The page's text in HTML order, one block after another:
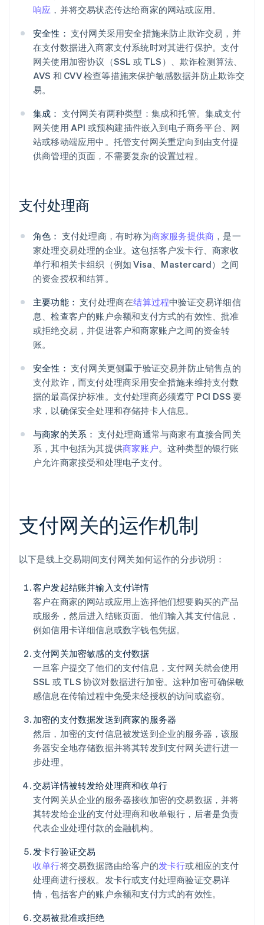
响应 ，并将交易状态传达给商家的网站或应用。
安全性： 支付网关采用安全措施来防止欺诈交易，并
在支付数据进入商家支付系统时对其进行保护。支付
网关使用加密协议（SSL 或 TLS）、欺诈检测算法、
AVS 和 CVV 检查等措施来保护敏感数据并防止欺诈交
易。
集成： 支付网关有两种类型：集成和托管。集成支付
网关使用 API 或预构建插件嵌入到电子商务平台、网
站或移动端应用中。托管支付网关重定向到由支付提
供商管理的页面，不需要复杂的设置过程。
支付处理商
角色： 支付处理商，有时称为商家服务提供商 ，是一
家处理交易处理的企业。这包括客户发卡行、商家收
单行和相关卡组织（例如 Visa、Mastercard）之间
的资金授权和结算。
主要功能： 支付处理商在结算过程中验证交易详细信
息、检查客户的账户余额和支付方式的有效性、批准
或拒绝交易，并促进客户和商家账户之间的资金转
账。
安全性： 支付网关更侧重于验证交易并防止销售点的
支付欺诈，而支付处理商采用安全措施来维持支付数
据的最高保护标准。支付处理商必须遵守 PCI DSS 要
求，以确保安全处理和存储持卡人信息。
与商家的关系： 支付处理商通常与商家有直接合同关
系，其中包括为其提供商家账户。这种类型的银行账
户允许商家接受和处理电子支付。
支付网关的运作机制
以下是线上交易期间支付网关如何运作的分步说明：
客户发起结账并输入支付详情
客户在商家的网站或应用上选择他们想要购买的产品
或服务，然后进入结账页面。他们输入其支付信息，
例如信用卡详细信息或数字钱包凭据。
支付网关加密敏感的支付数据
一旦客户提交了他们的支付信息，支付网关就会使用
SSL 或 TLS 协议对数据进行加密。这种加密可确保敏
感信息在传输过程中免受未经授权的访问或盗窃。
加密的支付数据发送到商家的服务器
然后，加密的支付信息被发送到企业的服务器，该服
务器安全地存储数据并将其转发到支付网关进行进一
步处理。
交易详情被转发给处理商和收单行
支付网关从企业的服务器接收加密的交易数据，并将
其转发给企业的支付处理商和收单银行，后者是负责
代表企业处理付款的金融机构。
发卡行验证交易
收单行将交易数据路由给客户的发卡行或相应的支付
处理商进行授权。发卡行或支付处理商验证交易详
情，包括客户的账户余额和支付方式的有效性。
交易被批准或拒绝